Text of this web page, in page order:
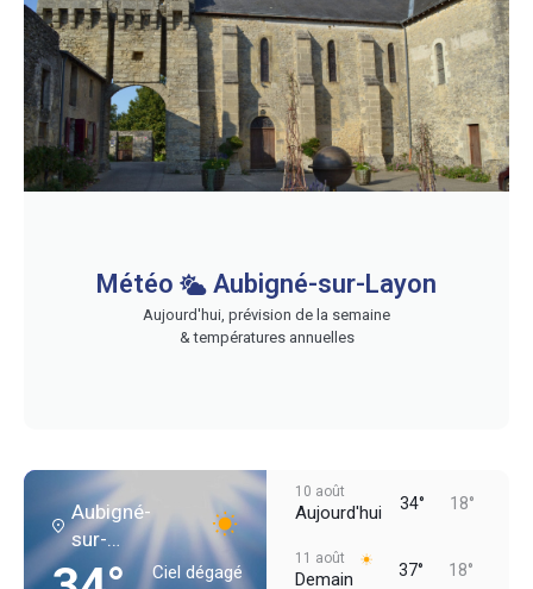
Météo Aubigné-sur-Layon
Aujourd'hui, prévision de la semaine
& températures annuelles
Aubigné-
sur-
Layon
Ciel dégagé
10 août
Aujourd'hui 34° 18°
11 août
Demain 37° 18°